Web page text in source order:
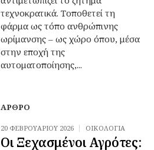
τεχνοκρατικά. Τοποθετεί τη
φάρμα ως τόπο ανθρώπινης
ωρίμανσης – ως χώρο όπου, μέσα
στην εποχή της
αυτοματοποίησης,...
ΆΡΘΡΟ
20 ΦΕΒΡΟΥΑΡΊΟΥ 2026 ΟΙΚΟΛΟΓΊΑ
Οι Ξεχασμένοι Αγρότες: